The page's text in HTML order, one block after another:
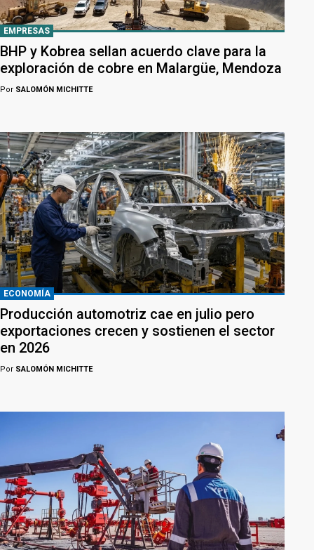
EMPRESAS
BHP y Kobrea sellan acuerdo clave para la
exploración de cobre en Malargüe, Mendoza
Por SALOMÓN MICHITTE
ECONOMÍA
Producción automotriz cae en julio pero
exportaciones crecen y sostienen el sector
en 2026
Por SALOMÓN MICHITTE